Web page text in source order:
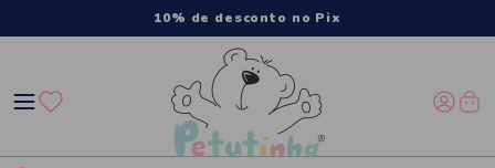
10% de desconto no Pix